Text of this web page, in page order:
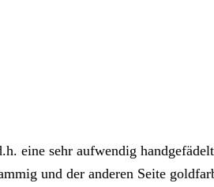
eine sehr aufwendig
und der anderen Seite